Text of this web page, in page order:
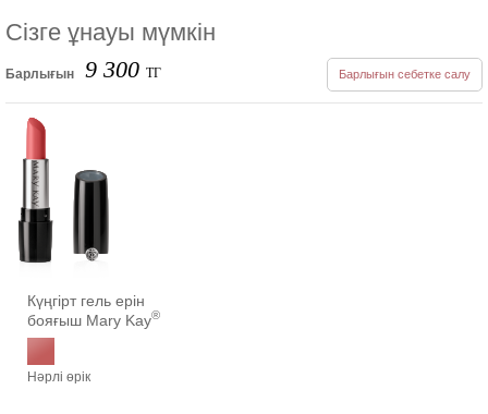
Сізге ұнауы мүмкін
Барлығын 9 300 ТГ Барлығын себетке салу
Күңгірт гель ерін
бояғыш Mary Kay®
Нәрлі өрік